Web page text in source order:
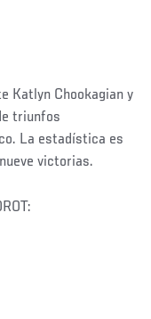
Katlyn Chookagian y
triunfos
La estadística es
victorias.